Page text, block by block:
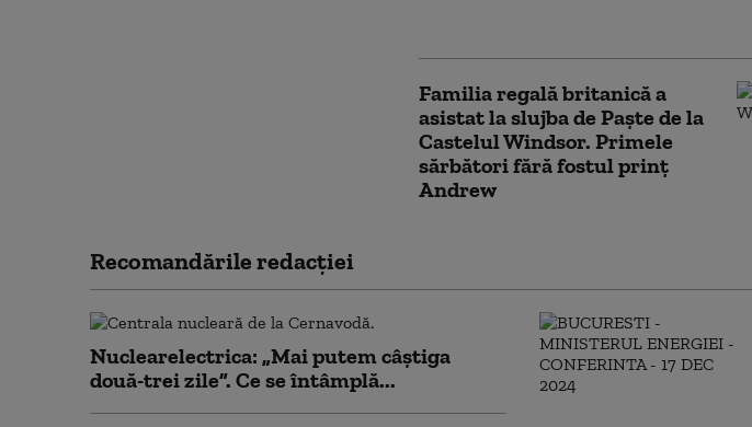
Familia regală britanică a
asistat la slujba de Paşte de la
Castelul Windsor. Primele
sărbători fără fostul prinț
Andrew
Recomandările redacţiei
Nuclearelectrica: „Mai putem câștiga
două-trei zile”. Ce se întâmplă...